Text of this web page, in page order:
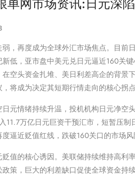
，再度成为全球外汇市场焦点。目前
低，亚市盘中美元兑日元逼近160关
空头资金扎堆、美日利差高企的背景
将成为决定其短期行情走向的核心拐
元情绪持续升温，投机机构日元净空
11.7万亿日元巨资干预汇市，短暂压
逼近贬值红线，跌破160关口的市场
值的核心诱因。美联储持续维持高利
策，巨大的利差缺口促使全球资金持